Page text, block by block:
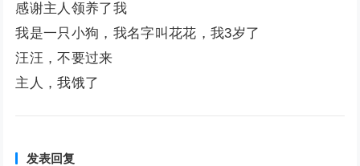
感谢主人领养了我
我是一只小狗，我名字叫花花，我3岁了
汪汪，不要过来
主人，我饿了
发表回复